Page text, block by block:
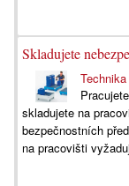
Skladujete
Technika
skladujete na
bezpečnostních
na pracovišti